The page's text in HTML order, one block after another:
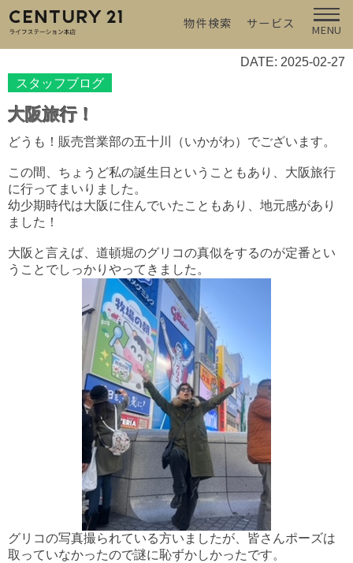
物件検索 サービス MENU
DATE: 2025-02-27
スタッフブログ
大阪旅行！
どうも！販売営業部の五十川（いかがわ）でございます。
この間、ちょうど私の誕生日ということもあり、大阪旅行
に行ってまいりました。
幼少期時代は大阪に住んでいたこともあり、地元感があり
ました！
大阪と言えば、道頓堀のグリコの真似をするのが定番とい
うことでしっかりやってきました。
グリコの写真撮られている方いましたが、皆さんポーズは
取っていなかったので謎に恥ずかしかったです。